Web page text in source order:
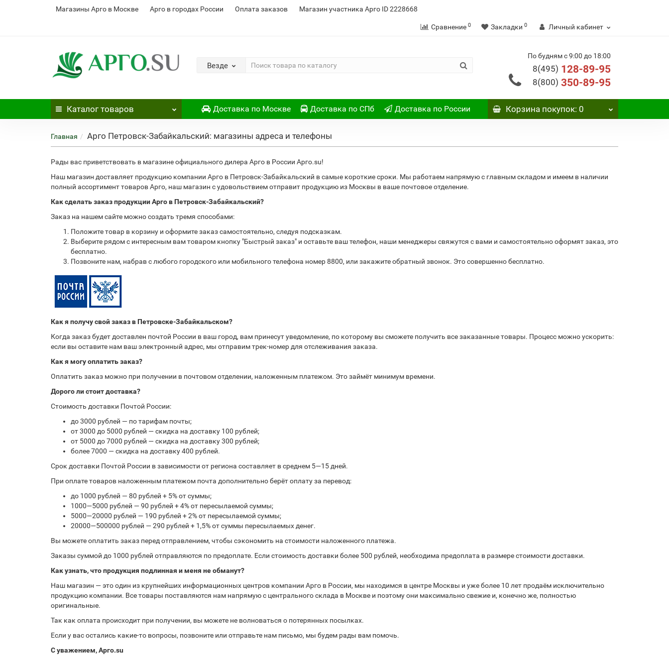
Магазины Арго в Москве Арго в городах России Оплата заказов Магазин участника Арго ID 2228668
Сравнение 0 Закладки 0 Личный кабинет
Везде
По будням с 9:00 до 18:00
8(495) 128-89-95
8(800) 350-89-95
Каталог товаров Доставка по Москве Доставка по СПб Доставка по России Корзинапокупок: 0
Главная Арго Петровск-Забайкальский: магазины адреса и телефоны
Рады вас приветствовать в магазине официального дилера Арго в России Арго.su!
Наш магазин доставляет продукцию компании Арго в Петровск-Забайкальский в самые короткие сроки. Мы работаем напрямую с главным складом и имеем в наличии
полный ассортимент товаров Арго, наш магазин с удовольствием отправит продукцию из Москвы в ваше почтовое отделение.
Как сделать заказ продукции Арго в Петровск-Забайкальский?
Заказ на нашем сайте можно создать тремя способами:
Положите товар в корзину и оформите заказ самостоятельно, следуя подсказкам.
Выберите рядом с интересным вам товаром кнопку "Быстрый заказ" и оставьте ваш телефон, наши менеджеры свяжутся с вами и самостоятельно оформят заказ, это
бесплатно.
Позвоните нам, набрав с любого городского или мобильного телефона номер 8800, или закажите обратный звонок. Это совершенно бесплатно.
Как я получу свой заказ в Петровске-Забайкальском?
Когда заказ будет доставлен почтой России в ваш город, вам принесут уведомление, по которому вы сможете получить все заказанные товары. Процесс можно ускорить:
если вы оставите нам ваш электронный адрес, мы отправим трек-номер для отслеживания заказа.
Как я могу оплатить заказ?
Оплатить заказ можно при получении в почтовом отделении, наложенным платежом. Это займёт минимум времени.
Дорого ли стоит доставка?
Стоимость доставки Почтой России:
до 3000 рублей — по тарифам почты;
от 3000 до 5000 рублей — скидка на доставку 100 рублей;
от 5000 до 7000 рублей — скидка на доставку 300 рублей;
более 7000 — скидка на доставку 400 рублей.
Срок доставки Почтой России в зависимости от региона составляет в среднем 5—15 дней.
При оплате товаров наложенным платежом почта дополнительно берёт оплату за перевод:
до 1000 рублей — 80 рублей + 5% от суммы;
1000—5000 рублей — 90 рублей + 4% от пересылаемой суммы;
5000—20000 рублей — 190 рублей + 2% от пересылаемой суммы;
20000—500000 рублей — 290 рублей + 1,5% от суммы пересылаемых денег.
Вы можете оплатить заказ перед отправлением, чтобы сэкономить на стоимости наложенного платежа.
Заказы суммой до 1000 рублей отправляются по предоплате. Если стоимость доставки более 500 рублей, необходима предоплата в размере стоимости доставки.
Как узнать, что продукция подлинная и меня не обманут?
Наш магазин — это один из крупнейших информационных центров компании Арго в России, мы находимся в центре Москвы и уже более 10 лет продаём исключительно
продукцию компании. Все товары поставляются нам напрямую с центрального склада в Москве и поэтому они максимально свежие и, конечно же, полностью
оригинальные.
Так как оплата происходит при получении, вы можете не волноваться о потерянных посылках.
Если у вас остались какие-то вопросы, позвоните или отправьте нам письмо, мы будем рады вам помочь.
С уважением, Арго.su